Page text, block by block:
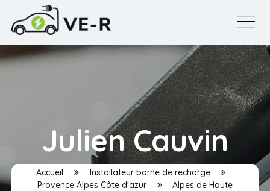
Julien Cauvin
Accueil
Installateur borne de recharge
Provence Alpes Côte d'azur
Alpes de Haute